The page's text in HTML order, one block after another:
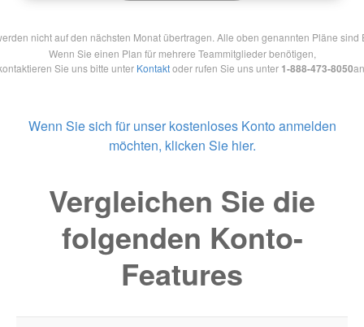
nicht auf den nächsten Monat übertragen. Alle oben genannten Pläne
Wenn Sie einen Plan für mehrere Teammitglieder benötigen,
Sie uns bitte unter Kontaktoder rufen Sie uns unter 1-888-473-8050
Wenn Sie sich für unser kostenloses Konto anmelden
möchten, klicken Sie hier.
Vergleichen Sie die
folgenden Konto-
Features